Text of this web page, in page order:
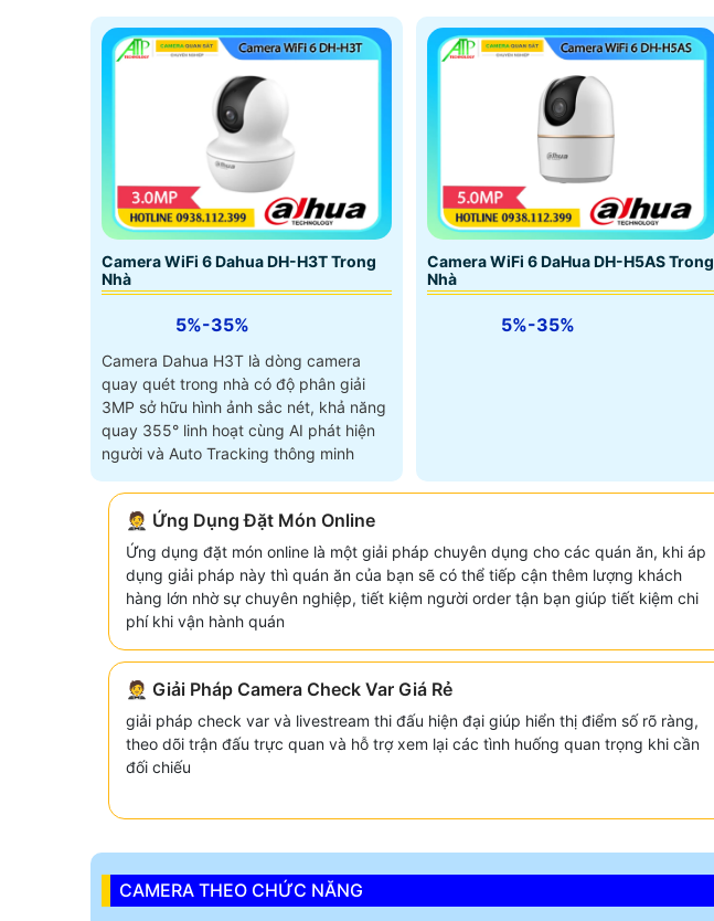
Camera WiFi 6 Dahua DH-H3T Trong
Nhà
5%-35%
Camera Dahua H3T là dòng camera
quay quét trong nhà có độ phân giải
3MP sở hữu hình ảnh sắc nét, khả năng
quay 355° linh hoạt cùng AI phát hiện
người và Auto Tracking thông minh
Camera WiFi 6 DaHua DH-H5AS Trong
Nhà
5%-35%
🤵 Ứng Dụng Đặt Món Online
Ứng dụng đặt món online là một giải pháp chuyên dụng cho các quán ăn, khi áp
dụng giải pháp này thì quán ăn của bạn sẽ có thể tiếp cận thêm lượng khách
hàng lớn nhờ sự chuyên nghiệp, tiết kiệm người order tận bạn giúp tiết kiệm chi
phí khi vận hành quán
🤵 Giải Pháp Camera Check Var Giá Rẻ
giải pháp check var và livestream thi đấu hiện đại giúp hiển thị điểm số rõ ràng,
theo dõi trận đấu trực quan và hỗ trợ xem lại các tình huống quan trọng khi cần
đối chiếu
CAMERA THEO CHỨC NĂNG